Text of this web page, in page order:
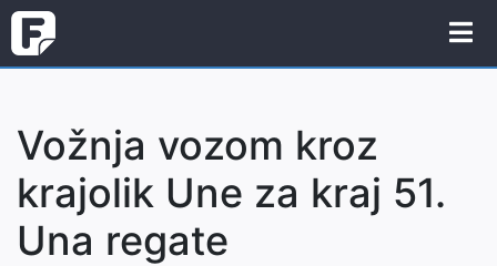
Vožnja vozom kroz
krajolik Une za kraj 51.
Una regate